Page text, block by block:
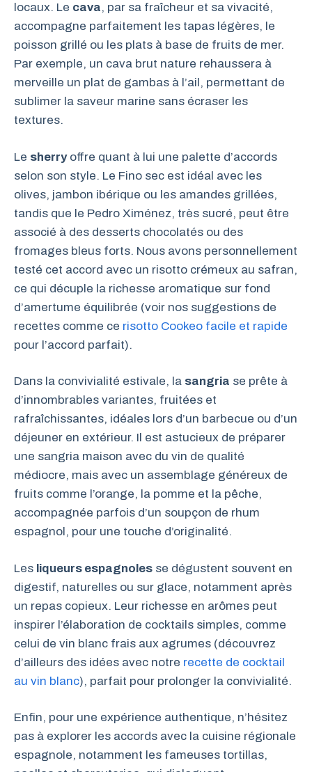
locaux. Le cava, par sa fraîcheur et sa vivacité,
accompagne parfaitement les tapas légères, le
poisson grillé ou les plats à base de fruits de mer.
Par exemple, un cava brut nature rehaussera à
merveille un plat de gambas à l’ail, permettant de
sublimer la saveur marine sans écraser les
textures.
Le sherryoffre quant à lui une palette d’accords
selon son style. Le Fino sec est idéal avec les
olives, jambon ibérique ou les amandes grillées,
tandis que le Pedro Ximénez, très sucré, peut être
associé à des desserts chocolatés ou des
fromages bleus forts. Nous avons personnellement
testé cet accord avec un risotto crémeux au safran,
ce qui décuple la richesse aromatique sur fond
d’amertume équilibrée (voir nos suggestions de
recettes comme ce risotto Cookeo facile et rapide
pour l’accord parfait).
Dans la convivialité estivale, la sangria se prête à
d’innombrables variantes, fruitées et
rafraîchissantes, idéales lors d’un barbecue ou d’un
déjeuner en extérieur. Il est astucieux de préparer
une sangria maison avec du vin de qualité
médiocre, mais avec un assemblage généreux de
fruits comme l’orange, la pomme et la pêche,
accompagnée parfois d’un soupçon de rhum
espagnol, pour une touche d’originalité.
Les liqueurs espagnoles se dégustent souvent en
digestif, naturelles ou sur glace, notamment après
un repas copieux. Leur richesse en arômes peut
inspirer l’élaboration de cocktails simples, comme
celui de vin blanc frais aux agrumes (découvrez
d’ailleurs des idées avec notre recette de cocktail
au vin blanc), parfait pour prolonger la convivialité.
Enfin, pour une expérience authentique, n’hésitez
pas à explorer les accords avec la cuisine régionale
espagnole, notamment les fameuses tortillas,